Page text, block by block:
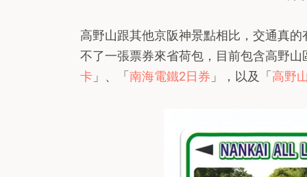
高野山跟其他京阪神景點相比，交通真
不了一張票券來省荷包，目前包含高野
卡 」、「 南海電鐵2日券 」，以及「 高野